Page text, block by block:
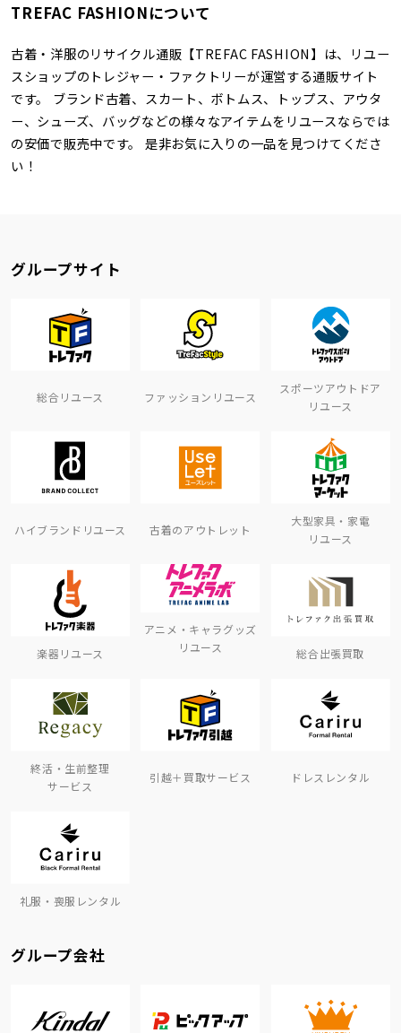
TREFAC FASHIONについて
古着・洋服のリサイクル通販【TREFAC FASHION】は、リユー
スショップのトレジャー・ファクトリーが運営する通販サイト
です。 ブランド古着、スカート、ボトムス、トップス、アウタ
ー、シューズ、バッグなどの様々なアイテムをリユースならでは
の安価で販売中です。 是非お気に入りの一品を見つけてくださ
い！
グループサイト
総合リユース ファッションリユース
スポーツアウトドア
リユース
ハイブランドリユース 古着のアウトレット
大型家具・家電
リユース
楽器リユース
アニメ・キャラグッズ
リユース
総合出張買取
終活・生前整理
サービス
引越＋買取サービス ドレスレンタル
礼服・喪服レンタル
グループ会社